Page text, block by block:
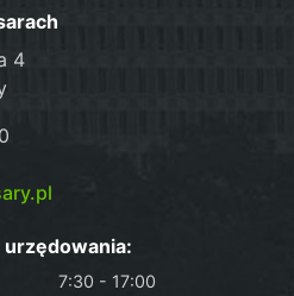
4
urzędowania:
7:30 - 17:00